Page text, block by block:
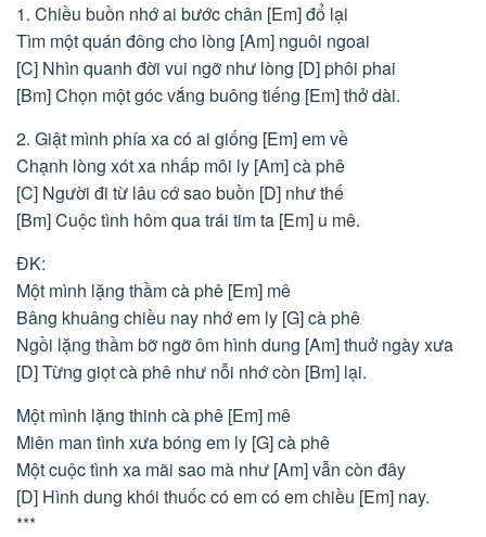
1. Chiều buồn nhớ ai bước chân [Em] đổ lại
Tìm một quán đông cho lòng [Am] nguôi ngoai
[C] Nhìn quanh đời vui ngỡ như lòng [D] phôi phai
[Bm] Chọn một góc vắng buông tiếng [Em] thở dài.
2. Giật mình phía xa có ai giống [Em] em về
Chạnh lòng xót xa nhấp môi ly [Am] cà phê
[C] Người đi từ lâu cớ sao buồn [D] như thế
[Bm] Cuộc tình hôm qua trái tim ta [Em] u mê.
ĐK:
Một mình lặng thầm cà phê [Em] mê
Bâng khuâng chiều nay nhớ em ly [G] cà phê
Ngồi lặng thầm bỡ ngỡ ôm hình dung [Am] thuở ngày xưa
[D] Từng giọt cà phê như nỗi nhớ còn [Bm] lại.
Một mình lặng thinh cà phê [Em] mê
Miên man tình xưa bóng em ly [G] cà phê
Một cuộc tình xa mãi sao mà như [Am] vẫn còn đây
[D] Hình dung khói thuốc có em có em chiều [Em] nay.
***